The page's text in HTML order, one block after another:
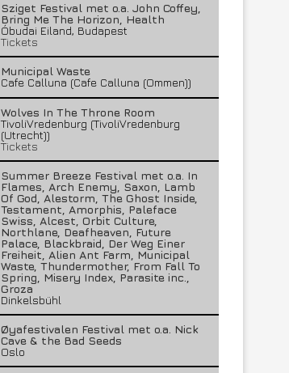
Sziget Festival met o.a. John Coffey,
Bring Me The Horizon, Health
Óbudai Eiland, Budapest
Tickets
Municipal Waste
Cafe Calluna (Cafe Calluna (Ommen))
Wolves In The Throne Room
TivoliVredenburg (TivoliVredenburg
(Utrecht))
Tickets
Summer Breeze Festival met o.a. In
Flames, Arch Enemy, Saxon, Lamb
Of God, Alestorm, The Ghost Inside,
Testament, Amorphis, Paleface
Swiss, Alcest, Orbit Culture,
Northlane, Deafheaven, Future
Palace, Blackbraid, Der Weg Einer
Freiheit, Alien Ant Farm, Municipal
Waste, Thundermother, From Fall To
Spring, Misery Index, Parasite inc.,
Groza
Dinkelsbühl
Øyafestivalen Festival met o.a. Nick
Cave & the Bad Seeds
Oslo